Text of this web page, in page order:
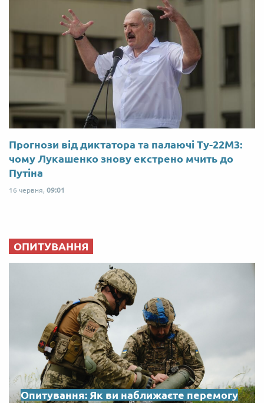
Прогнози від диктатора та палаючі Ту-22М3:
чому Лукашенко знову екстрено мчить до
Путіна
16 червня, 09:01
ОПИТУВАННЯ
Опитування: Як ви наближаєте перемогу